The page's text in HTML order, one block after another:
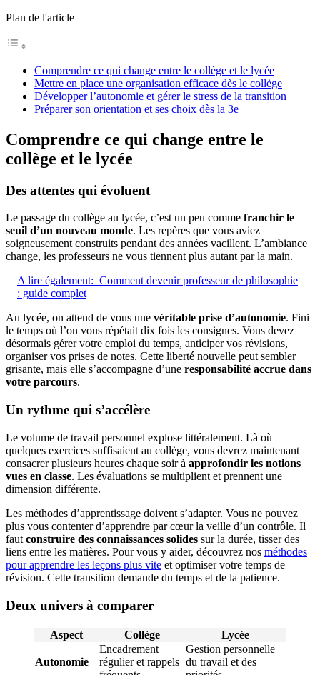
Plan de l'article
Comprendre ce qui change entre le collège et le lycée
Mettre en place une organisation efficace dès le collège
Développer l’autonomie et gérer le stress de la transition
Préparer son orientation et ses choix dès la 3e
Comprendre ce qui change entre le
collège et le lycée
Des attentes qui évoluent
Le passage du collège au lycée, c’est un peu comme franchir le
seuil d’un nouveau monde. Les repères que vous aviez
soigneusement construits pendant des années vacillent. L’ambiance
change, les professeurs ne vous tiennent plus autant par la main.
A lire également: Comment devenir professeur de philosophie
: guide complet
Au lycée, on attend de vous une véritable prise d’autonomie. Fini
le temps où l’on vous répétait dix fois les consignes. Vous devez
désormais gérer votre emploi du temps, anticiper vos révisions,
organiser vos prises de notes. Cette liberté nouvelle peut sembler
grisante, mais elle s’accompagne d’une responsabilité accrue dans
votre parcours.
Un rythme qui s’accélère
Le volume de travail personnel explose littéralement. Là où
quelques exercices suffisaient au collège, vous devrez maintenant
consacrer plusieurs heures chaque soir à approfondir les notions
vues en classe. Les évaluations se multiplient et prennent une
dimension différente.
Les méthodes d’apprentissage doivent s’adapter. Vous ne pouvez
plus vous contenter d’apprendre par cœur la veille d’un contrôle. Il
faut construire des connaissances solides sur la durée, tisser des
liens entre les matières. Pour vous y aider, découvrez nos méthodes
pour apprendre les leçons plus vite et optimiser votre temps de
révision. Cette transition demande du temps et de la patience.
Deux univers à comparer
Aspect Collège Lycée
Autonomie
Encadrement
régulier et rappels
Gestion personnelle
du travail et des